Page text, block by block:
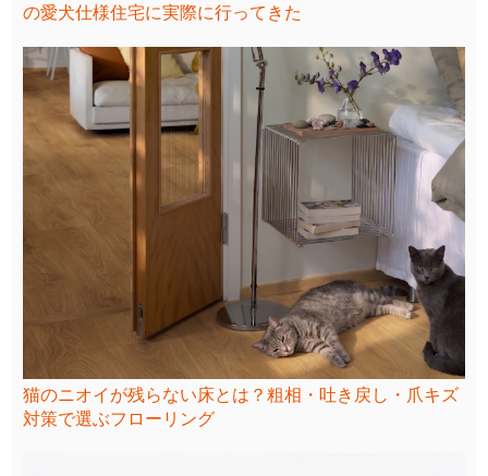
の愛犬仕様住宅に実際に行ってきた
猫のニオイが残らない床とは？粗相・吐き戻し・爪キズ
対策で選ぶフローリング